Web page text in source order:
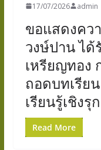
17/07/2026 admin
ขอแสดงคว
วงษ์ปาน ได้
เหรียญทอง
ถอดบทเรีย
เรียนรู้เชิง
Read More